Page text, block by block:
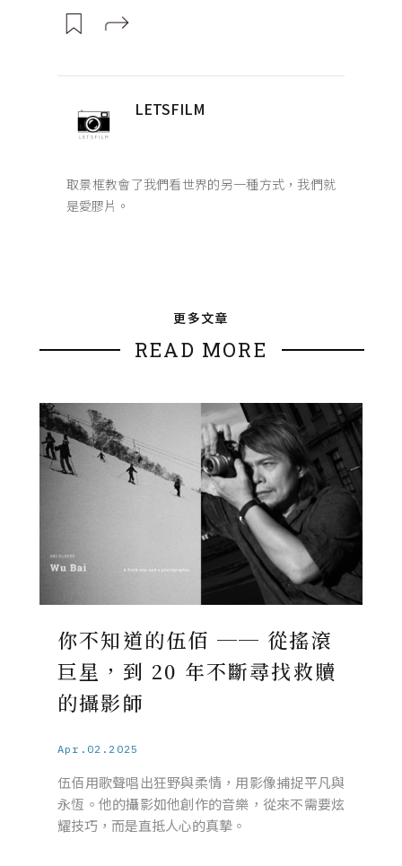
LETSFILM
取景框教會了我們看世界的另一種方式，我們就
是愛膠片。
更多文章
READ MORE
你不知道的伍佰 ── 從搖滾
巨星，到 20 年不斷尋找救贖
的攝影師
Apr.02.2025
伍佰用歌聲唱出狂野與柔情，用影像捕捉平凡與
永恆。他的攝影如他創作的音樂，從來不需要炫
耀技巧，而是直抵人心的真摯。